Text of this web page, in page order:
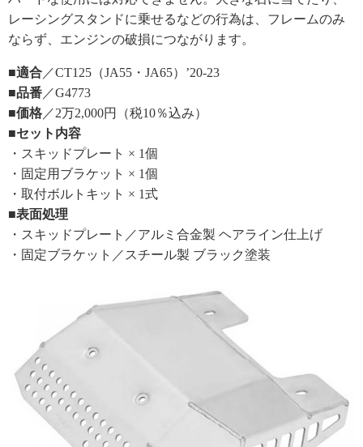
レーシングスタンドに乗せるなどの行為は、フレームのみ
ならず、エンジンの破損につながります。
■適合 ／CT125（JA55・JA65）’20-23
■品番 ／G4773
■価格 ／2万2,000円（税10％込み）
■セット内容
・スキッドプレート × 1個
・固定用ブラケット × 1個
・取付ボルトキット × 1式
■表面処理
・スキッドプレート／アルミ合金製 ヘアライン仕上げ
・固定ブラケット／スチール製 ブラック塗装